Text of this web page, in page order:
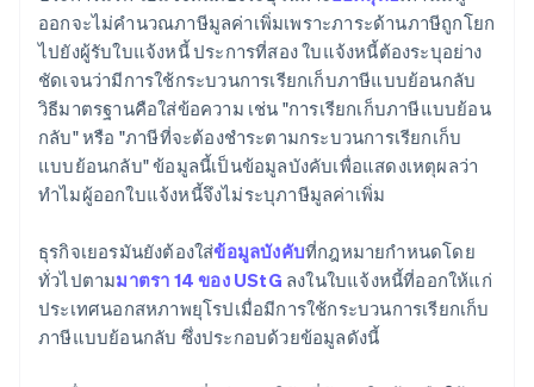
ออกจะไม่คำนวณภาษีมูลค่าเพิ่มเพราะภาระด้านภาษีถูกโยก
ไปยังผู้รับใบแจ้งหนี้ ประการที่สอง ใบแจ้งหนี้ต้องระบุอย่าง
ชัดเจนว่ามีการใช้กระบวนการเรียกเก็บภาษีแบบย้อนกลับ
วิธีมาตรฐานคือใส่ข้อความ เช่น "การเรียกเก็บภาษีแบบย้อน
กลับ" หรือ "ภาษีที่จะต้องชำระตามกระบวนการเรียกเก็บ
แบบย้อนกลับ" ข้อมูลนี้เป็นข้อมูลบังคับเพื่อแสดงเหตุผลว่า
ทำไมผู้ออกใบแจ้งหนี้จึงไม่ระบุภาษีมูลค่าเพิ่ม
ธุรกิจเยอรมันยังต้องใส่ข้อมูลบังคับที่กฎหมายกำหนดโดย
ทั่วไปตามมาตรา 14 ของ UStG ลงในใบแจ้งหนี้ที่ออกให้แก่
ประเทศนอกสหภาพยุโรปเมื่อมีการใช้กระบวนการเรียกเก็บ
ภาษีแบบย้อนกลับ ซึ่งประกอบด้วยข้อมูลดังนี้